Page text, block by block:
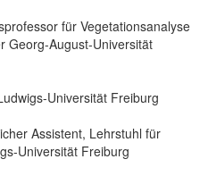
für Vegetationsanalyse
Georg-August-Universität
Universität Freiburg
Assistent, Lehrstuhl für
Universität Freiburg